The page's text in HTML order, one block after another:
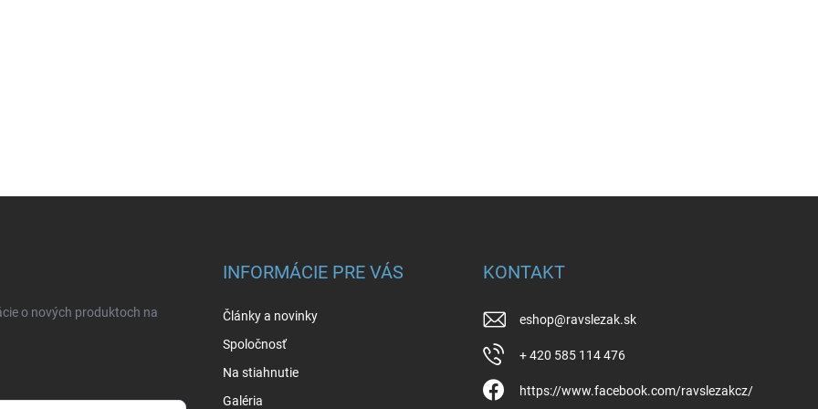
o nových produktoch na
INFORMÁCIE PRE VÁS
Články a novinky
Spoločnosť
Na stiahnutie
Galéria
KONTAKT
eshop@ravslezak.sk
+ 420 585 114 476
https://www.facebook.com/ravslezakcz/